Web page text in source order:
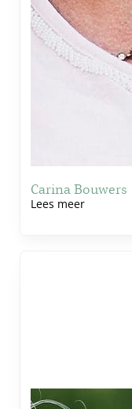
Carina Bouwers
Lees meer